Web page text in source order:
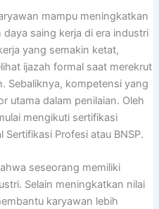
mampu meningkatkan
saing kerja di era industri
yang semakin ketat,
ijazah formal saat merekrut
Sebaliknya, kompetensi yang
utama dalam penilaian. Oleh
mengikuti sertifikasi
Profesi atau BNSP.
seseorang memiliki
Selain meningkatkan nilai
karyawan lebih